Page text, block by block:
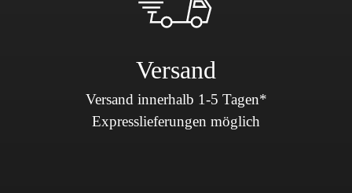
Versand
Versand innerhalb 1-5 Tagen*
Expresslieferungen möglich